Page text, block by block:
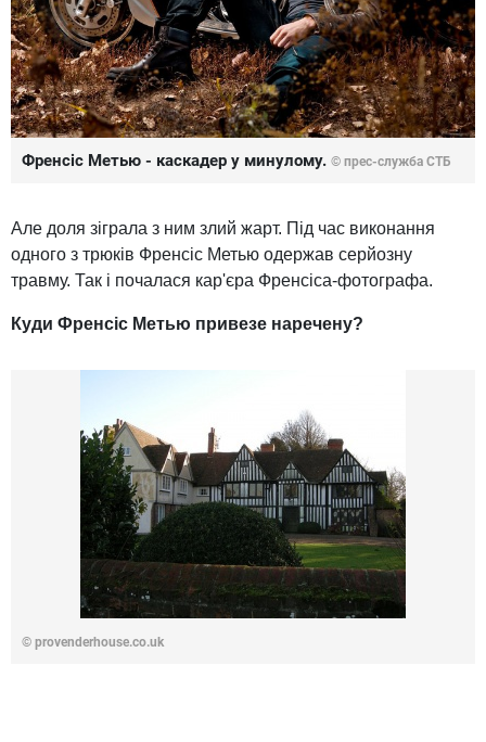
Френсіс Метью - каскадер у минулому. © прес-служба СТБ
Але доля зіграла з ним злий жарт. Під час виконання
одного з трюків Френсіс Метью одержав серйозну
травму. Так і почалася кар'єра Френсіса-фотографа.
Куди Френсіс Метью привезе наречену?
© provenderhouse.co.uk